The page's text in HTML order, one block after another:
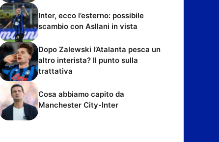
Inter, ecco l’esterno: possibile
scambio con Asllani in vista
Dopo Zalewski l’Atalanta pesca un
altro interista? Il punto sulla
trattativa
Cosa abbiamo capito da
Manchester City-Inter